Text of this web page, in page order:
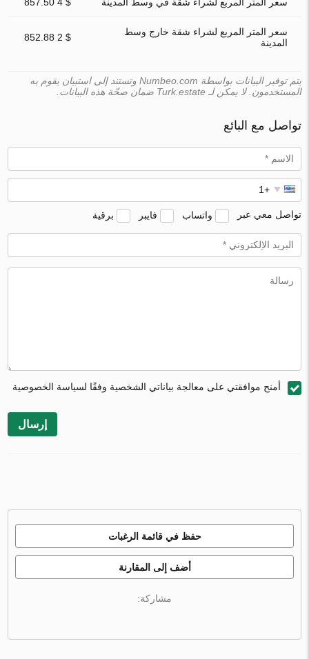
سعر المتر المربع لشراء شقة خارج وسط
المدينة
$ 2 852.88
يتم توفير البيانات بواسطة Numbeo.com وتستند إلى استبيان يقوم به
المستخدمون. لا يمكن لـ Turk.estate ضمان صحّة هذه البيانات.
تواصل مع البائع
تواصل معي عبر واتساب فايبر برقية
أمنح موافقتي على معالجة بياناتي الشخصية وفقًا لسياسة الخصوصية
إرسال
حفظ في قائمة الرغبات
أضف إلى المقارنة
مشاركة: